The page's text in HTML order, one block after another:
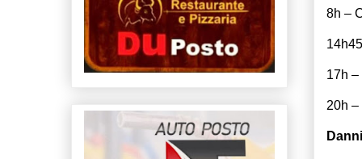
8h –
17h
20h